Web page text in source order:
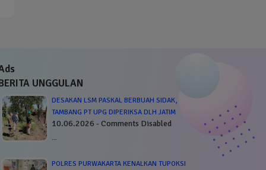
UNGGULAN
DESAKAN LSM PASKAL BERBUAH SIDAK,
TAMBANG PT UPG DIPERIKSA DLH JATIM
10.06.2026 - Comments Disabled
…
POLRES PURWAKARTA KENALKAN TUPOKSI